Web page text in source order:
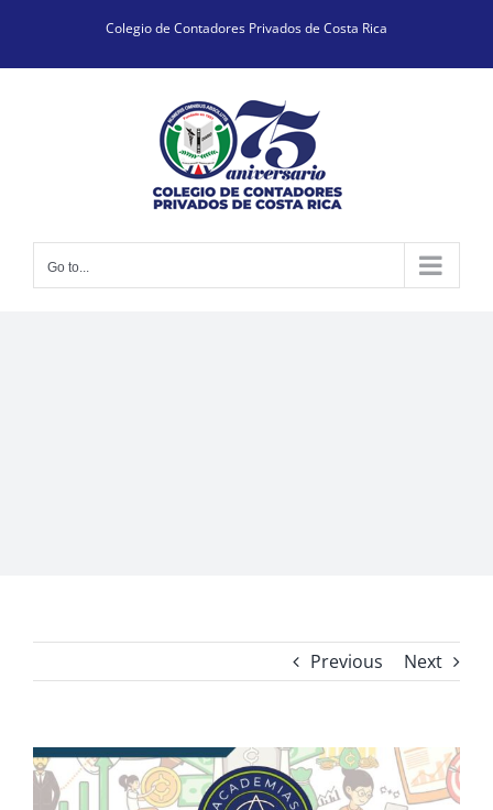
content
Colegio de Contadores Privados de Costa Rica
Go to...
Previous Next
View
Larger